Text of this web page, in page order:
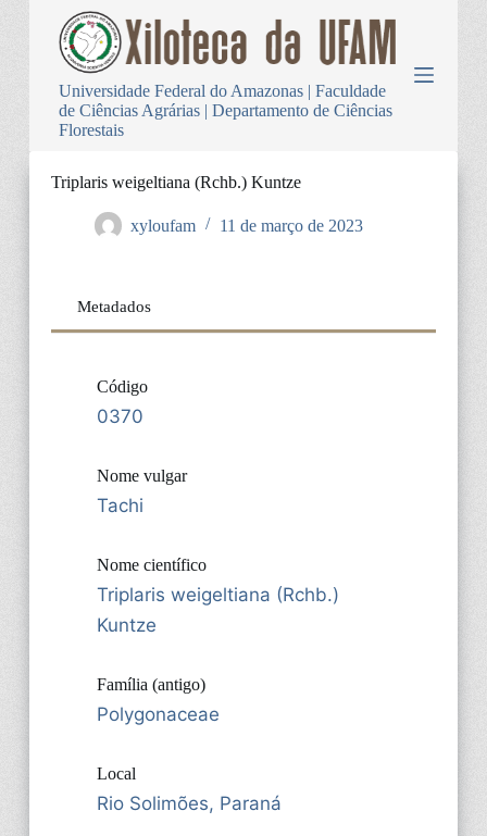
Universidade Federal do Amazonas | Faculdade
de Ciências Agrárias | Departamento de Ciências
Florestais
Triplaris weigeltiana (Rchb.) Kuntze
xyloufam 11 de março de 2023
Metadados
Código
0370
Nome vulgar
Tachi
Nome científico
Triplaris weigeltiana (Rchb.)
Kuntze
Família (antigo)
Polygonaceae
Local
Rio Solimões, Paraná